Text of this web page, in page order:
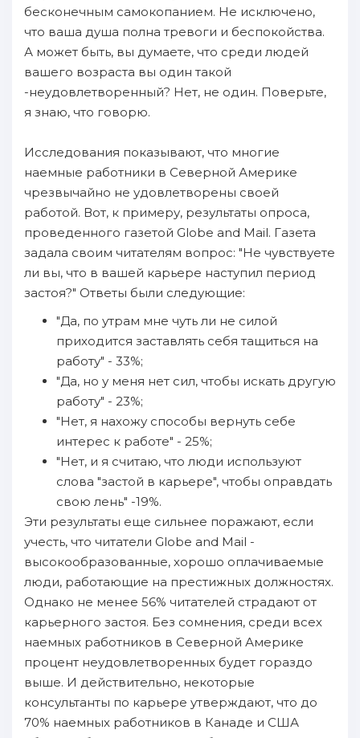
бесконечным самокопанием. Не исключено,
что ваша душа полна тревоги и беспокойства.
А может быть, вы думаете, что среди людей
вашего возраста вы один такой
-неудовлетворенный? Нет, не один. Поверьте,
я знаю, что говорю.
Исследования показывают, что многие
наемные работники в Северной Америке
чрезвычайно не удовлетворены своей
работой. Вот, к примеру, результаты опроса,
проведенного газетой Globe and Mail. Газета
задала своим читателям вопрос: "Не чувствуете
ли вы, что в вашей карьере наступил период
застоя?" Ответы были следующие:
"Да, по утрам мне чуть ли не силой
приходится заставлять себя тащиться на
работу" - 33%;
"Да, но у меня нет сил, чтобы искать другую
работу" - 23%;
"Нет, я нахожу способы вернуть себе
интерес к работе" - 25%;
"Нет, и я считаю, что люди используют
слова "застой в карьере", чтобы оправдать
свою лень" -19%.
Эти результаты еще сильнее поражают, если
учесть, что читатели Globe and Mail -
высокообразованные, хорошо оплачиваемые
люди, работающие на престижных должностях.
Однако не менее 56% читателей страдают от
карьерного застоя. Без сомнения, среди всех
наемных работников в Северной Америке
процент неудовлетворенных будет гораздо
выше. И действительно, некоторые
консультанты по карьере утверждают, что до
70% наемных работников в Канаде и США